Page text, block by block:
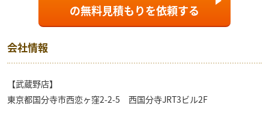
の無料見積もりを依頼する
会社情報
【武蔵野店】
東京都国分寺市西恋ヶ窪2-2-5 西国分寺JRT3ビル2F